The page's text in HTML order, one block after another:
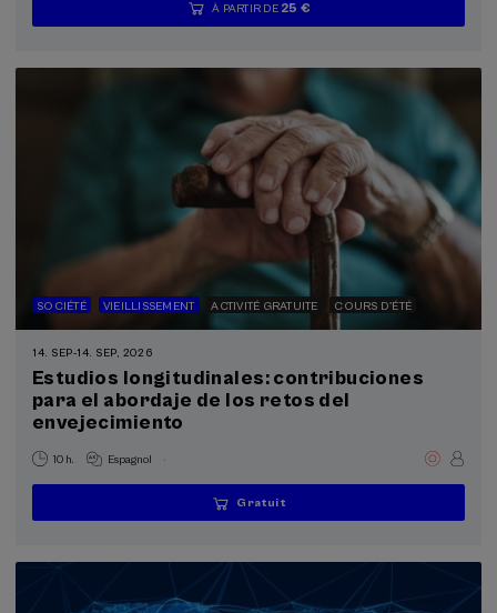
...
À PARTIR DE 25 €
Dernières
places
Gratuit
Date
passée
Liste
d'attente
Période
d'inscription
SOCIÉTÉ VIEILLISSEMENT ACTIVITÉ GRATUITE COURS D'ÉTÉ
14. SEP-14. SEP, 2026
Estudios longitudinales: contribuciones
para el abordaje de los retos del
envejecimiento
10 h. Espagnol .
...
Gratuit
Dernières
places
Gratuit
Date
passée
Liste
d'attente
Période
d'inscription